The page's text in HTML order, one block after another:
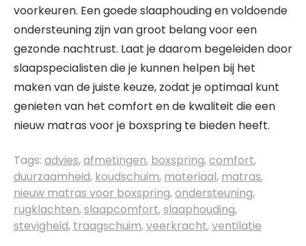
voorkeuren. Een goede slaaphouding en voldoende
ondersteuning zijn van groot belang voor een
gezonde nachtrust. Laat je daarom begeleiden door
slaapspecialisten die je kunnen helpen bij het
maken van de juiste keuze, zodat je optimaal kunt
genieten van het comfort en de kwaliteit die een
nieuw matras voor je boxspring te bieden heeft.
Tags: advies,afmetingen, boxspring,comfort,
duurzaamheid, koudschuim, materiaal, matras,
nieuw matras voor boxspring,ondersteuning,
rugklachten,slaapcomfort,slaaphouding,
stevigheid, traagschuim,veerkracht,ventilatie